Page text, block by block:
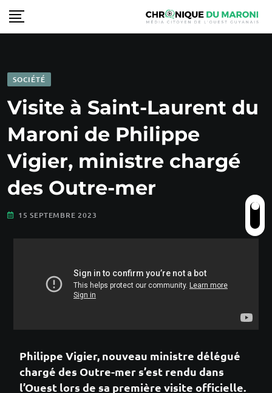
SOCIÉTÉ
Visite à Saint-Laurent du
Maroni de Philippe
Vigier, ministre chargé
des Outre-mer
15 SEPTEMBRE 2023
Philippe Vigier, nouveau ministre délégué
chargé des Outre-mer s’est rendu dans
l’Ouest lors de sa première visite officielle.